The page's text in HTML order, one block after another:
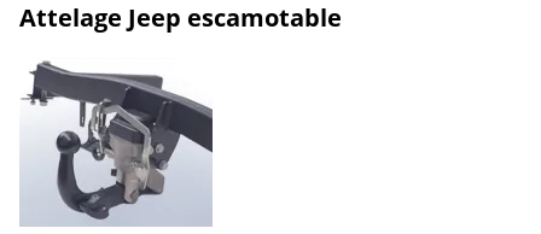
Attelage Jeep escamotable